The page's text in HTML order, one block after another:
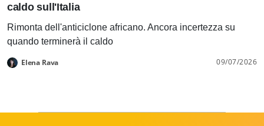
caldo sull'Italia
Rimonta dell'anticiclone africano. Ancora incertezza su
quando terminerà il caldo
Elena Rava 09/07/2026